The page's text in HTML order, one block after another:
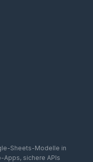
Sheets-Modelle in
Apps, sichere APIs